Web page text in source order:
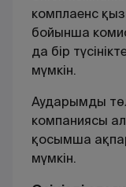
комплаенс
бойынша
да бір
мүмкін.
Аударымды
компаниясы
қосымша
мүмкін.